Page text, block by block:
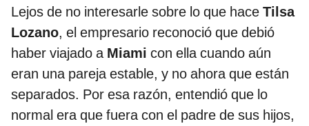
Lejos de no interesarle sobre lo que hace Tilsa
Lozano, el empresario reconoció que debió
haber viajado a Miami con ella cuando aún
eran una pareja estable, y no ahora que están
separados. Por esa razón, entendió que lo
normal era que fuera con el padre de sus hijos,